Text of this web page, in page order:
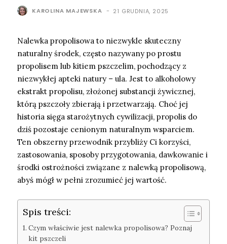
KAROLINA MAJEWSKA - 21 GRUDNIA, 2025
Nalewka propolisowa to niezwykle skuteczny
naturalny środek, często nazywany po prostu
propolisem lub kitiem pszczelim, pochodzący z
niezwykłej apteki natury – ula. Jest to alkoholowy
ekstrakt propolisu, złożonej substancji żywicznej,
którą pszczoły zbierają i przetwarzają. Choć jej
historia sięga starożytnych cywilizacji, propolis do
dziś pozostaje cenionym naturalnym wsparciem.
Ten obszerny przewodnik przybliży Ci korzyści,
zastosowania, sposoby przygotowania, dawkowanie i
środki ostrożności związane z nalewką propolisową,
abyś mógł w pełni zrozumieć jej wartość.
Spis treści:
Czym właściwie jest nalewka propolisowa? Poznaj
kit pszczeli